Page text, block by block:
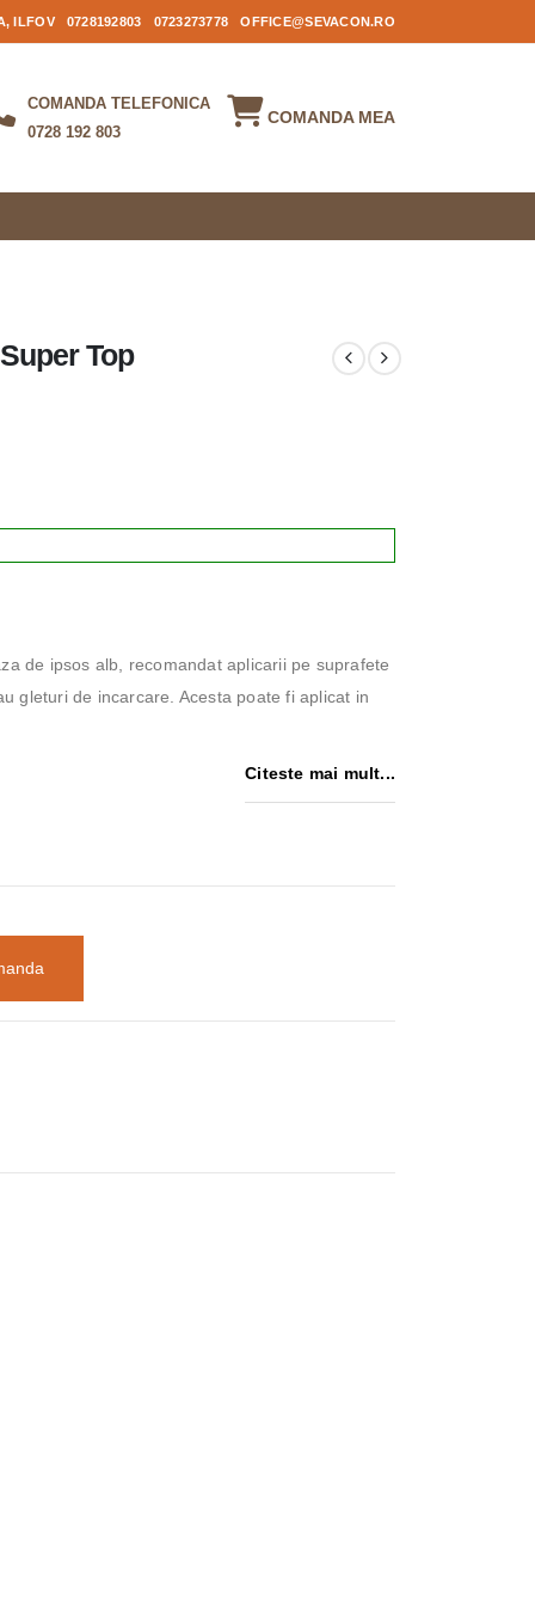
ILFOV 0728192803 0723273778 OFFICE@SEVACON.RO
COMANDA TELEFONICA
0728 192 803
COMANDA MEA
Top
de ipsos alb, recomandat aplicarii pe suprafete
gleturi de incarcare. Acesta poate fi aplicat in
Citeste mai mult...